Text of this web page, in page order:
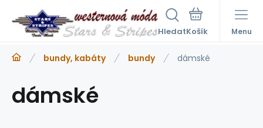
Hledat Menu
bundy, kabáty bundy dámské
dámské